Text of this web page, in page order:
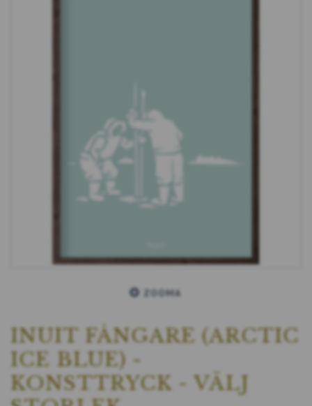
ZOOMA
INUIT FÅNGARE (ARCTIC
ICE BLUE) -
KONSTTRYCK - VÄLJ